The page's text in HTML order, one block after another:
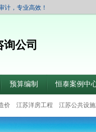
计，专业高效！
公司
预算编制 恒泰案例中
价 江苏洋房工程 江苏公共设